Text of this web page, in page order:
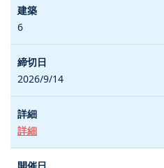
6
2026/9/14
詳細